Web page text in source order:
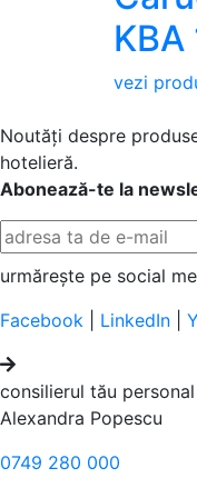
KBA
vezi
Noutăți despre
hotelieră.
Abonează-te la
urmărește pe social
Facebook
LinkedIn
consilierul tău personal
Alexandra Popescu
0749 280 000